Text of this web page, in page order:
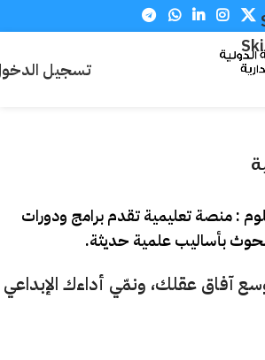
تسجيل
: منصة تعليمية تقدم برامج ودورات
بأساليب علمية حديثة.
آفاق عقلك، ونمّي أداءك الإبداعي